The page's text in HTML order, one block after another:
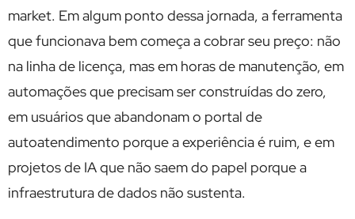
market. Em algum ponto dessa jornada, a ferramenta
que funcionava bem começa a cobrar seu preço: não
na linha de licença, mas em horas de manutenção, em
automações que precisam ser construídas do zero,
em usuários que abandonam o portal de
autoatendimento porque a experiência é ruim, e em
projetos de IA que não saem do papel porque a
infraestrutura de dados não sustenta.